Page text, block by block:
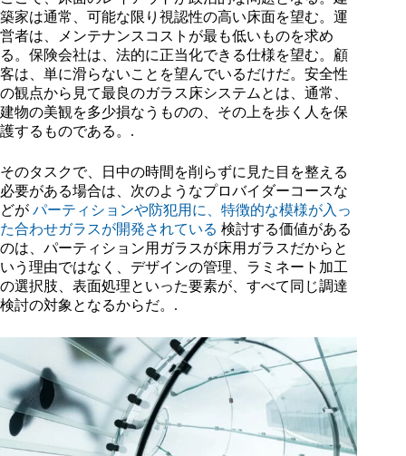
築家は通常、可能な限り視認性の高い床面を望む。運
営者は、メンテナンスコストが最も低いものを求め
る。保険会社は、法的に正当化できる仕様を望む。顧
客は、単に滑らないことを望んでいるだけだ。安全性
の観点から見て最良のガラス床システムとは、通常、
建物の美観を多少損なうものの、その上を歩く人を保
護するものである。.
そのタスクで、日中の時間を削らずに見た目を整える
必要がある場合は、次のようなプロバイダーコースな
どが パーティションや防犯用に、特徴的な模様が入っ
た合わせガラスが開発されている 検討する価値がある
のは、パーティション用ガラスが床用ガラスだからと
いう理由ではなく、デザインの管理、ラミネート加工
の選択肢、表面処理といった要素が、すべて同じ調達
検討の対象となるからだ。.